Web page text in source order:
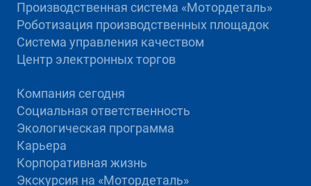
Производственная система «Mотордеталь»
Роботизация производственных площадок
Система управления качеством
Центр электронных торгов
Компания сегодня
Социальная ответственность
Экологическая программа
Карьера
Корпоративная жизнь
Экскурсия на «Мотордеталь»